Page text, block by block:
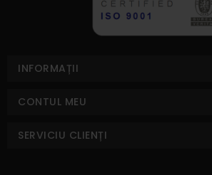
INFORMAȚII
CONTUL MEU
SERVICIU CLIENȚI